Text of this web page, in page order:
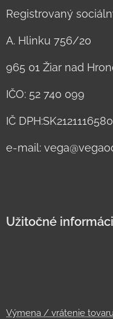
Registrovaný
A. Hlinku 756/20
965 01 Žiar
IČO: 52 740 099
IČ DPH:SK2121116580
e-mail:
Užitočné
Výmena / vrátenie tovaru